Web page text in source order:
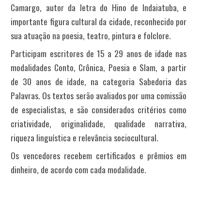
Camargo, autor da letra do Hino de Indaiatuba, e
importante figura cultural da cidade, reconhecido por
sua atuação na poesia, teatro, pintura e folclore.
Participam escritores de 15 a 29 anos de idade nas
modalidades Conto, Crônica, Poesia e Slam, a partir
de 30 anos de idade, na categoria Sabedoria das
Palavras. Os textos serão avaliados por uma comissão
de especialistas, e são considerados critérios como
criatividade, originalidade, qualidade narrativa,
riqueza linguística e relevância sociocultural.
Os vencedores recebem certificados e prêmios em
dinheiro, de acordo com cada modalidade.